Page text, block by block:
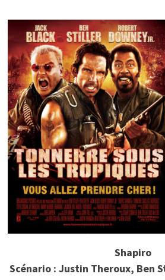
Shapiro
Scénario : Justin Theroux, Ben